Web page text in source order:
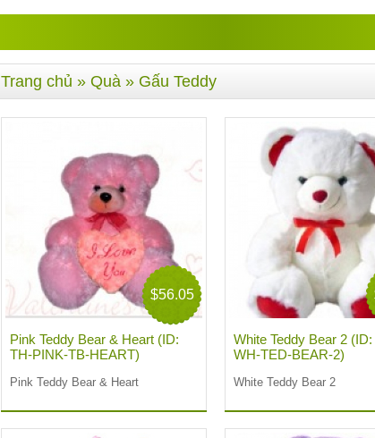
Trang chủ » Quà » Gấu Teddy
$56.05
Pink Teddy Bear & Heart (ID:
TH-PINK-TB-HEART)
Pink Teddy Bear & Heart
White Teddy Bear 2
WH-TED-BEAR-2)
White Teddy Bear 2